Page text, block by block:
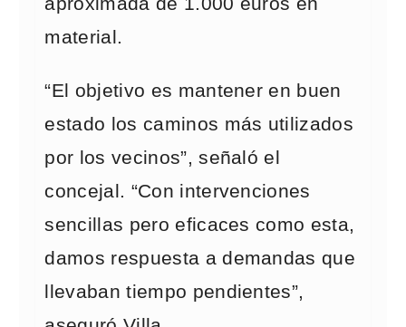
material.
“El objetivo es mantener en buen
estado los caminos más utilizados
por los vecinos”, señaló el
concejal. “Con intervenciones
sencillas pero eficaces como esta,
damos respuesta a demandas que
llevaban tiempo pendientes”,